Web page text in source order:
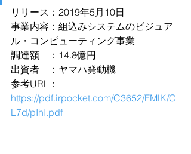
リリース：2019年5月10日
事業内容：組込みシステムのビジュア
ル・コンピューティング事業
調達額　：14.8億円
出資者　：ヤマハ発動機
参考URL：
https://pdf.irpocket.com/C3652/FMlK/C
L7d/pIhI.pdf